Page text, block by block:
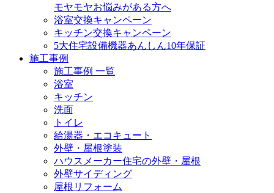
モヤモヤお悩みがある方へ
浴室交換キャンペーン
キッチン交換キャンペーン
5大住宅設備機器あんしん10年保証
施工事例
施工事例 一覧
浴室
キッチン
洗面
トイレ
給湯器・エコキュート
外壁・屋根塗装
ハウスメーカー住宅の外壁・屋根
外壁サイディング
屋根リフォーム